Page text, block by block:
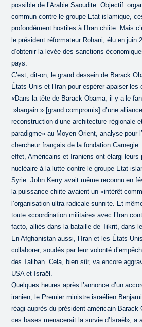
possible de l’Arabie Saoudite. Objectif:
commun contre le groupe Etat islamique,
profondément hostiles à l’Iran chiite. Mais
le président réformateur Rohani, élu en juin
d’obtenir la levée des sanctions
pays.
C’est, dit-on, le grand dessein de Barack
États-Unis et l’Iran pour espérer apaiser les
«Dans la tête de Barack Obama, il y a le
»bargain » [grand compromis] d’une
reconstruction d’une architecture régionale
paradigme» au Moyen-Orient, analyse pour
chercheur français de la fondation
effet, Américains et Iraniens ont élargi leurs
nucléaire à la lutte contre le groupe Etat
Syrie. John Kerry avait même reconnu en
la puissance chiite avaient un «intérêt
l’organisation ultra-radicale sunnite. Et
toute «coordination militaire» avec l’Iran
facto, alliés dans la bataille de Tikrit, dans le
En Afghanistan aussi, l’Iran et les États-
collaborer, soudés par leur volonté
des Taliban. Cela, bien sûr, va encore
USA et Israël.
Quelques heures après l’annonce d’un
iranien, le Premier ministre israélien
réagi auprès du président américain Barack
ces bases menacerait la survie d’Israël», a